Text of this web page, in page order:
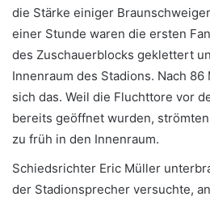
die Stärke einiger
einer Stunde waren die ersten
des Zuschauerblocks geklettert
Innenraum des Stadions. Nach
sich das. Weil die Fluchttore vor
bereits geöffnet wurden,
zu früh in den Innenraum.
Schiedsrichter Eric Müller
der Stadionsprecher versuchte,